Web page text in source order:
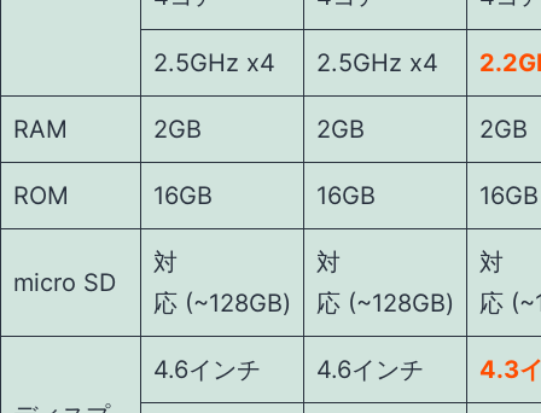
2.5GHz x4 2.5GHz x4
RAM 2GB 2GB 2GB
ROM 16GB 16GB 16GB
micro SD
対
応 (~128GB)
対
応 (~128GB)
対
応
4.6インチ 4.6インチ 4.3